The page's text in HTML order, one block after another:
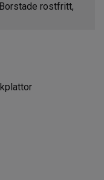
rostfritt,